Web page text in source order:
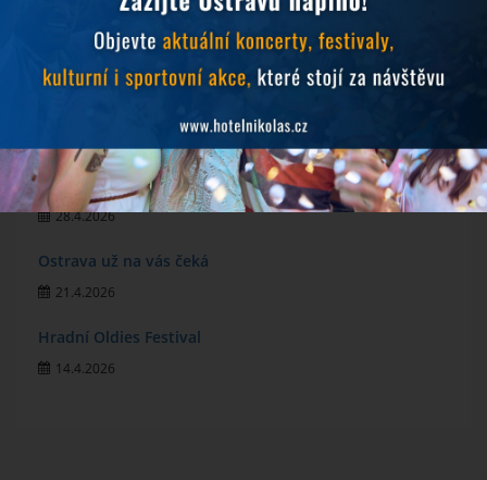
Prodlužujeme snídaně během hudebních festivalů
10.6.2026
Zlatá tretra 2026
28.4.2026
Ostrava už na vás čeká
21.4.2026
Hradní Oldies Festival
14.4.2026